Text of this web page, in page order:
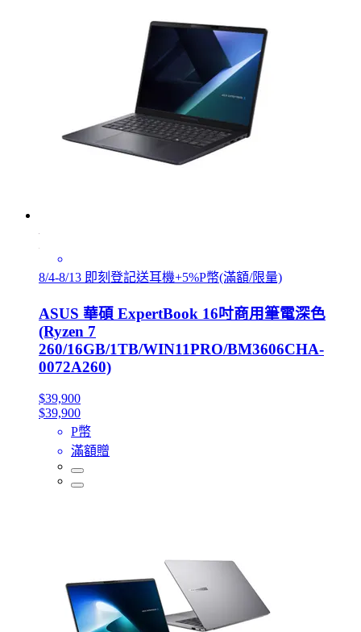
8/4-8/13 即刻登記送耳機+5%P幣(滿額/限量)
ASUS 華碩 ExpertBook 16吋商用筆電深色
(Ryzen 7
260/16GB/1TB/WIN11PRO/BM3606CHA-
0072A260)
$39,900
$39,900
P幣
滿額贈